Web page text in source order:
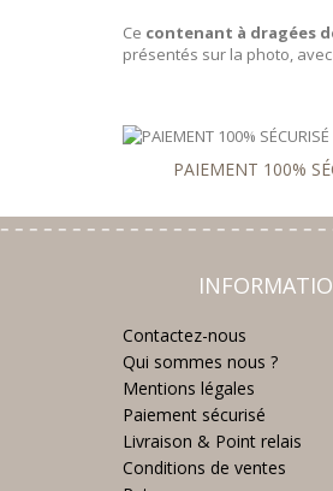
Ce contenant à dragées
présentés sur la photo,
PAIEMENT 100%
Contactez-nous
Qui sommes nous ?
Mentions légales
Paiement sécurisé
Livraison & Point relais
Conditions de ventes